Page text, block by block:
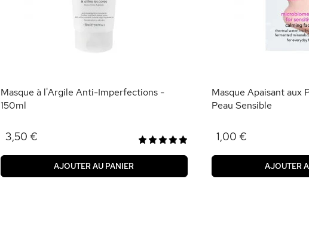
Masque à l'Argile Anti-Imperfections -
150ml
3,50 €
AJOUTER AU PANIER
Masque Apaisant aux
Peau Sensible
1,00 €
AJOUTER